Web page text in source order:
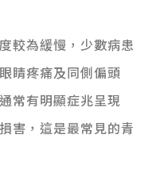
較為緩慢，少數病患
睛疼痛及同側偏頭
常有明顯症兆呈現
害，這是最常見的青